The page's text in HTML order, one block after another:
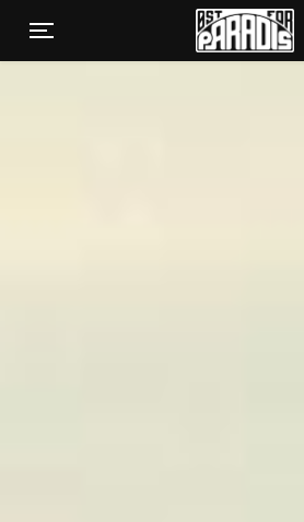
Toggle navigation
Øst for Paradis